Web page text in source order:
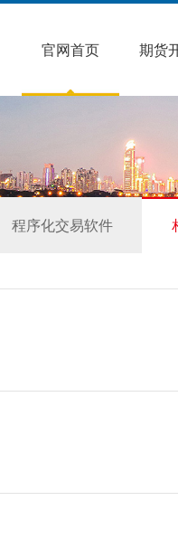
官网首页 期货
程序化交易软件